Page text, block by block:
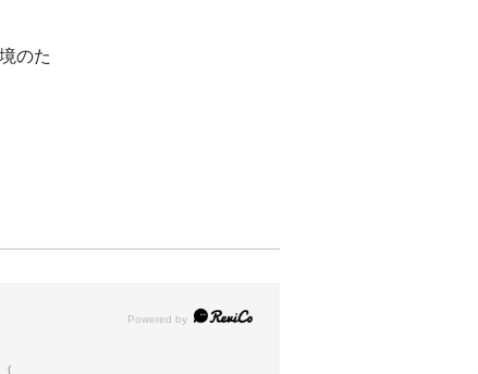
のた
(